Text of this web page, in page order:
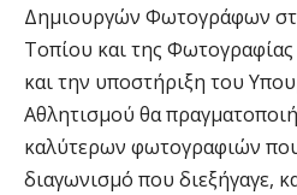
Δημιουργών Φωτογράφων
Τοπίου και της
και την υποστήριξη του
Αθλητισμού θα
καλύτερων φωτογραφιών
διαγωνισμό που διεξήγαγε,